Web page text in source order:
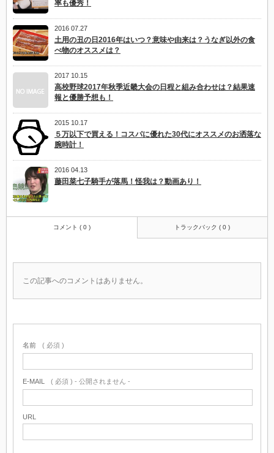
率も優秀！
2016 07.27
土用の丑の日2016年はいつ？意味や由来は？うなぎ以外の食
べ物のオススメは？
2017 10.15
高校野球2017年秋季近畿大会の日程と組み合わせは？結果速
報と優勝予想も！
2015 10.17
５万以下で買える！コスパに優れた30代にオススメのお洒落な
腕時計！
2016 04.13
藤田菜七子騎手が落馬！怪我は？動画あり！
コメント ( 0 ) トラックバック ( 0 )
この記事へのコメントはありません。
名前 ( 必須 )
E-MAIL ( 必須 ) - 公開されません -
URL